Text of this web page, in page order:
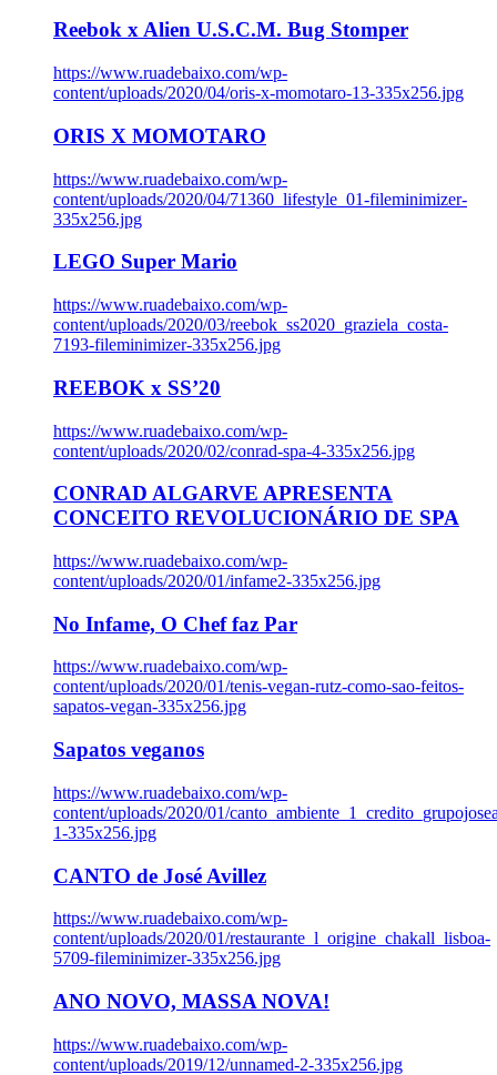
Reebok x Alien U.S.C.M. Bug Stomper
https://www.ruadebaixo.com/wp-
content/uploads/2020/04/oris-x-momotaro-13-335x256.jpg
ORIS X MOMOTARO
https://www.ruadebaixo.com/wp-
content/uploads/2020/04/71360_lifestyle_01-fileminimizer-
335x256.jpg
LEGO Super Mario
https://www.ruadebaixo.com/wp-
content/uploads/2020/03/reebok_ss2020_graziela_costa-
7193-fileminimizer-335x256.jpg
REEBOK x SS’20
https://www.ruadebaixo.com/wp-
content/uploads/2020/02/conrad-spa-4-335x256.jpg
CONRAD ALGARVE APRESENTA
CONCEITO REVOLUCIONÁRIO DE SPA
https://www.ruadebaixo.com/wp-
content/uploads/2020/01/infame2-335x256.jpg
No Infame, O Chef faz Par
https://www.ruadebaixo.com/wp-
content/uploads/2020/01/tenis-vegan-rutz-como-sao-feitos-
sapatos-vegan-335x256.jpg
Sapatos veganos
https://www.ruadebaixo.com/wp-
content/uploads/2020/01/
1-335x256.jpg
CANTO de José Avillez
https://www.ruadebaixo.com/wp-
content/uploads/2020/01/restaurante_l_origine_chakall_lisboa-
5709-fileminimizer-335x256.jpg
ANO NOVO, MASSA NOVA!
https://www.ruadebaixo.com/wp-
content/uploads/2019/12/unnamed-2-335x256.jpg